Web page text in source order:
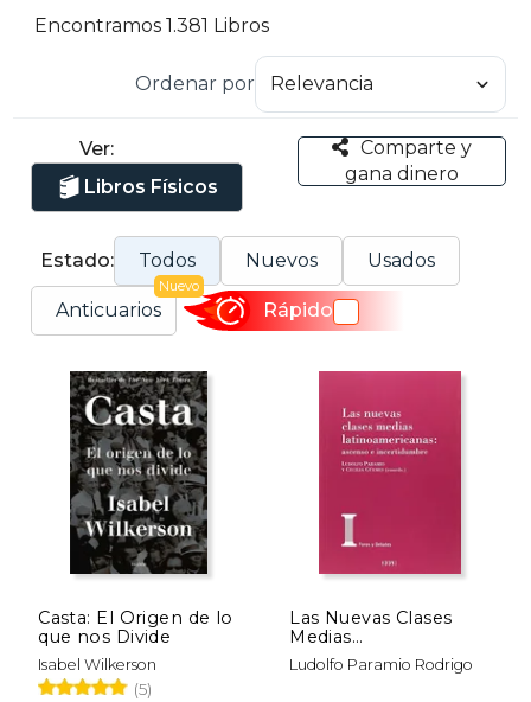
Encontramos 1.381 Libros
Ordenar por
Ver:
Libros Físicos
Comparte y
gana dinero
Estado: Todos Nuevos Usados
Anticuarios
Nuevo
Rápido
Casta: El Origen de lo
que nos Divide
Isabel Wilkerson
(5)
Las Nuevas Clases
Medias
Latinoamericanas
Ludolfo Paramio Rodrigo